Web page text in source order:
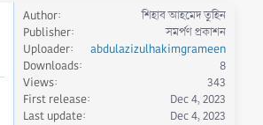
Author
শিহাব আহমেদ তুহিন
Publisher
সমর্পণ প্রকাশন
Uploader
abdulazizulhakimgrameen
Downloads
8
Views
343
First release
Dec 4, 2023
Last update
Dec 4, 2023